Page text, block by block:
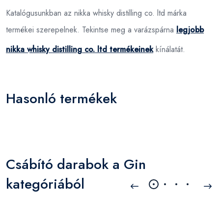
Katalógusunkban az nikka whisky distilling co. ltd márka
termékei szerepelnek. Tekintse meg a varázspárna legjobb
nikka whisky distilling co. ltd termékeinekkínálatát.
Hasonló termékek
Csábító darabok a Gin
kategóriából